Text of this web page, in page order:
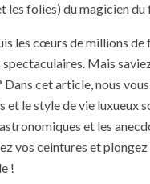
les folies) du magicien
les cœurs de millions de
Mais
Dans cet article, nous
le style de vie luxueux
et les
vos ceintures et plongez
!